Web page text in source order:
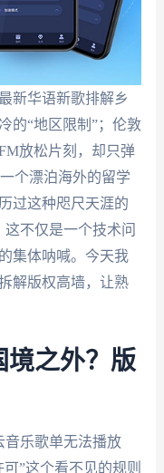
新华语新歌排解乡
的“地区限制”；伦敦
放松片刻，却只弹
个漂泊海外的留学
过这种咫尺天涯的
不仅是一个技术问
集体呐喊。今天我
解版权高墙，让熟
境之外？版
音乐歌单无法播放
”这个看不见的规则